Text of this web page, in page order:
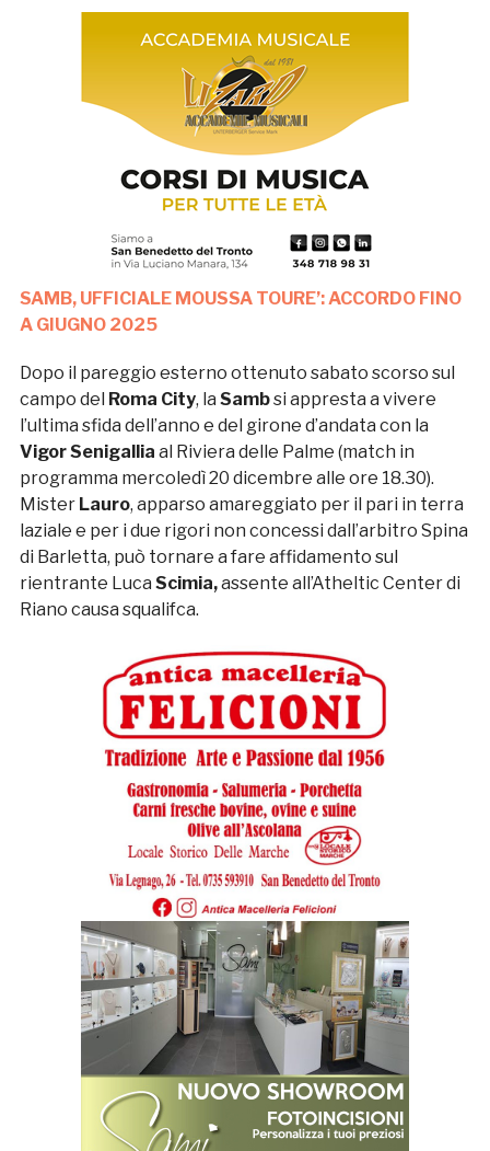
SAMB, UFFICIALE MOUSSA TOURE’: ACCORDO FINO
A GIUGNO 2025
Dopo il pareggio esterno ottenuto sabato scorso sul
campo del Roma City, la Sambsi appresta a vivere
l’ultima sfida dell’anno e del girone d’andata con la
Vigor Senigallia al Riviera delle Palme (match in
programma mercoledì 20 dicembre alle ore 18.30).
Mister Lauro, apparso amareggiato per il pari in terra
laziale e per i due rigori non concessi dall’arbitro Spina
di Barletta, può tornare a fare affidamento sul
rientrante Luca Scimia,assente all’Atheltic Center di
Riano causa squalifca.